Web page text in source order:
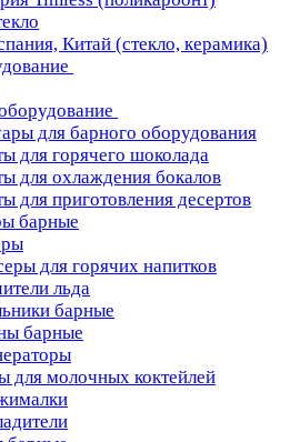
Китай (стекло, керамика)
для барного оборудования
для горячего шоколада
для охлаждения бокалов
для приготовления десертов
барные
для горячих напитков
льда
барные
барные
для молочных коктейлей